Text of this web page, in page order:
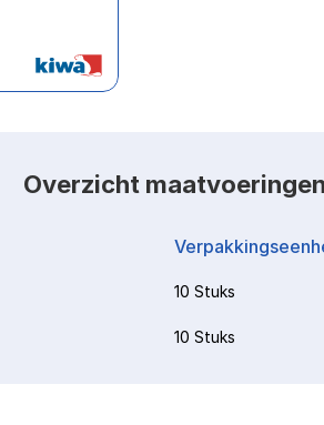
Overzicht maatvoeringen
10 Stuks
10 Stuks